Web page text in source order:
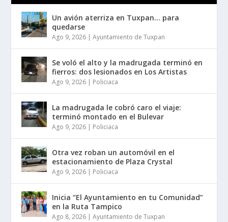
Un avión aterriza en Tuxpan… para
quedarse
Ago 9, 2026 |Ayuntamiento de Tuxpan
Se voló el alto y la madrugada terminó en
fierros: dos lesionados en Los Artistas
Ago 9, 2026 | Policiaca
La madrugada le cobró caro el viaje:
terminó montado en el Bulevar
Ago 9, 2026 | Policiaca
Otra vez roban un automóvil en el
estacionamiento de Plaza Crystal
Ago 9, 2026 | Policiaca
Inicia “El Ayuntamiento en tu Comunidad”
en la Ruta Tampico
Ago 8, 2026 |Ayuntamiento de Tuxpan